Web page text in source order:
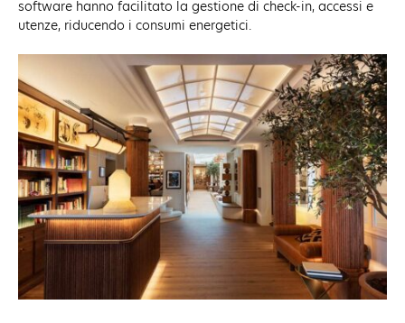
software hanno facilitato la gestione di check-in, accessi e
utenze, riducendo i consumi energetici.